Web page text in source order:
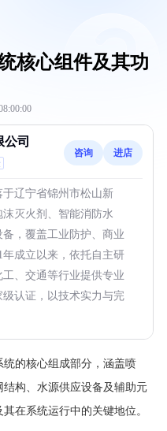
核心组件及其功
司
咨询 进店
辽宁省锦州市松山新
灭火剂、智能消防水
，覆盖工业防护、商业
成立以来，依托自主研
、交通等行业提供专业
认证，以技术实力与完
的核心组成部分，涵盖喷
构、水源供应设备及辅助元
在系统运行中的关键地位。